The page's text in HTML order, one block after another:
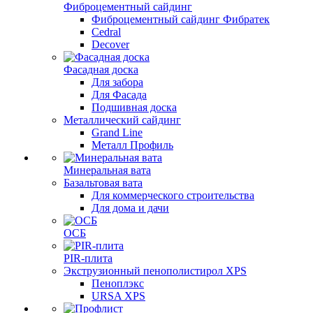
Фиброцементный сайдинг
Фиброцементный сайдинг Фибратек
Cedral
Decover
Фасадная доска
Для забора
Для Фасада
Подшивная доска
Металлический сайдинг
Grand Line
Металл Профиль
Минеральная вата
Базальтовая вата
Для коммерческого строительства
Для дома и дачи
ОСБ
PIR-плита
Экструзионный пенополистирол XPS
Пеноплэкс
URSA XPS